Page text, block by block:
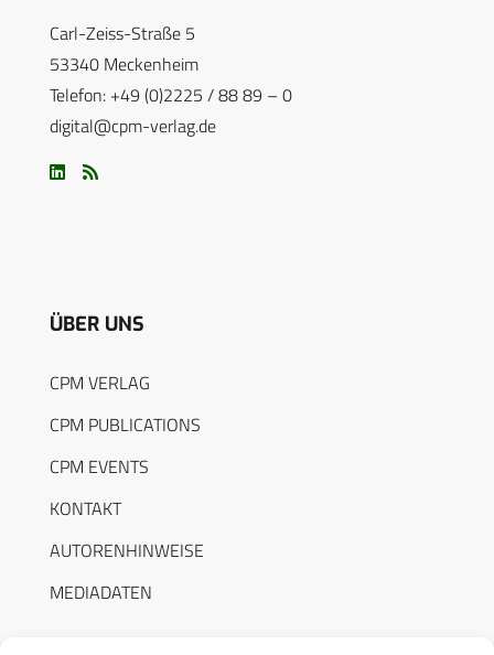
Carl-Zeiss-Straße 5
53340 Meckenheim
Telefon: +49 (0)2225 / 88 89 – 0
digital@cpm-verlag.de
ÜBER UNS
CPM VERLAG
CPM PUBLICATIONS
CPM EVENTS
KONTAKT
AUTORENHINWEISE
MEDIADATEN